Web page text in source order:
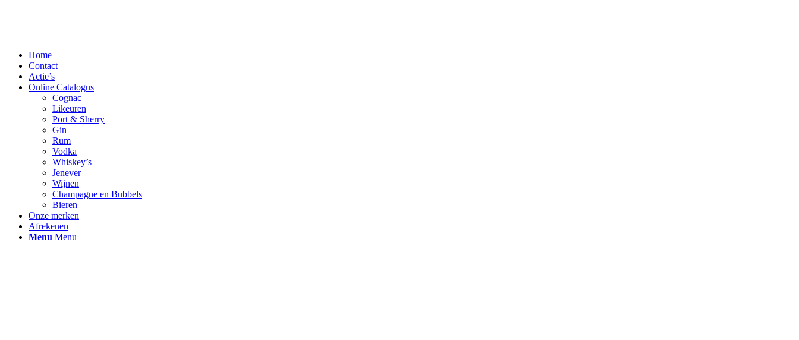
Home
Contact
Actie’s
Online Catalogus
Cognac
Likeuren
Port & Sherry
Gin
Rum
Vodka
Whiskey’s
Jenever
Wijnen
Champagne en Bubbels
Bieren
Onze merken
Afrekenen
Menu Menu